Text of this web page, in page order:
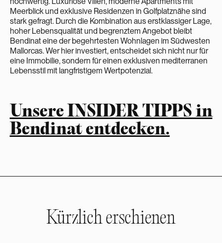
Meerblick und exklusive Residenzen in Golfplatznähe sind
stark gefragt. Durch die Kombination aus erstklassiger Lage,
hoher Lebensqualität und begrenztem Angebot bleibt
Bendinat eine der begehrtesten Wohnlagen im Südwesten
Mallorcas. Wer hier investiert, entscheidet sich nicht nur für
eine Immobilie, sondern für einen exklusiven mediterranen
Lebensstil mit langfristigem Wertpotenzial.
Unsere INSIDER TIPPS in
Bendinat entdecken.
Kürzlich erschienen